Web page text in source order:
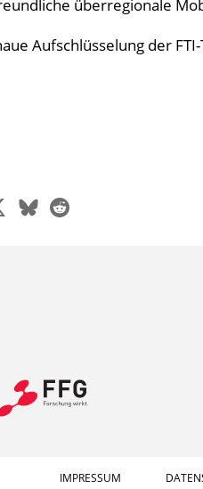
überregionale
Aufschlüsselung der
blueskyreddit
IMPRESSUM